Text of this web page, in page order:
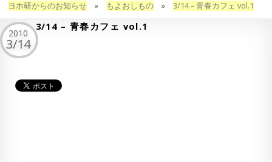
ヨホ研からのお知らせ» もよおしもの» 3/14 – 青春カフェ vol.1
3/14 – 青春カフェ vol.1
2010
3/14